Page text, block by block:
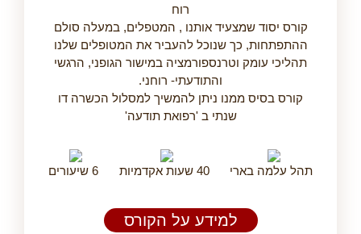
רוח
קורס יסוד שמצעיד אותנו , המטפלים, במעלה סולם
ההתפתחות, כך שנוכל להעביר את המטופלים שלנו
תהליכי עומק וטרנספורמציה במישור הגופני, הרגשי
והתודעתי- רוחני.
קורס בסיס ממנו ניתן להמשיך למסלול הכשרה דו
שנתי ב 'רפואת תודעה'
תהל עלמה בארי 40 שעות אקדמיות 6 שיעורים
למידע על הקורס